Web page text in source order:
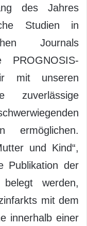
des Jahres
Studien in
Journals
PROGNOSIS-
mit unseren
zuverlässige
ermöglichen.
und Kind“,
Publikation der
belegt werden,
mit dem
innerhalb einer